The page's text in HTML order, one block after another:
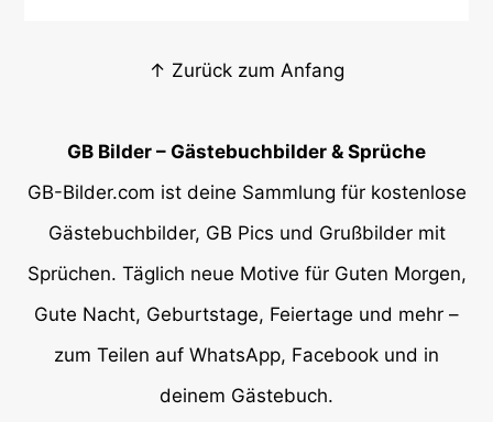
↑ Zurück zum Anfang
GB Bilder – Gästebuchbilder & Sprüche
GB-Bilder.com ist deine Sammlung für kostenlose
Gästebuchbilder, GB Pics und Grußbilder mit
Sprüchen. Täglich neue Motive für Guten Morgen,
Gute Nacht, Geburtstage, Feiertage und mehr –
zum Teilen auf WhatsApp, Facebook und in
deinem Gästebuch.